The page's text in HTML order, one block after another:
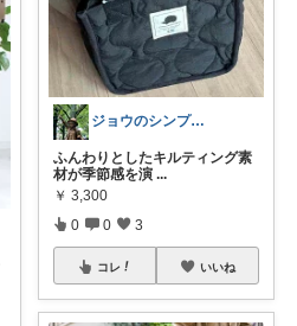
ジョウのシンプルで心地よいくらし
ふんわりとしたキルティング素
材が季節感を演 ...
￥ 3,300
0 0 3
コレ いいね